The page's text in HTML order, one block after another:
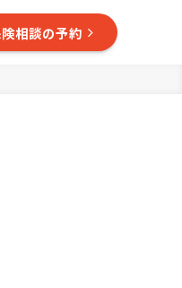
相談の予約